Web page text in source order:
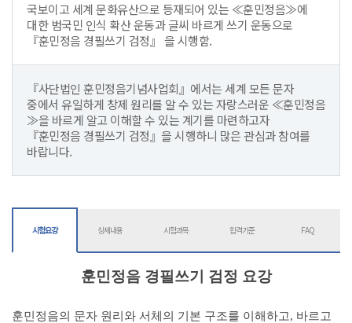
국보이고 세계 문화유산으로 등재되어 있는 ≪훈민정음≫에
대한 범국민 인식 확산 운동과 글씨 바르게 쓰기 운동으로
『훈민정음 경필쓰기 검정』 을 시행함.
『사단법인 훈민정음기념사업회』에서는 세계 모든 문자
중에서 유일하게 창제 원리를 알 수 있는 자랑스러운 ≪훈민정음
≫을 바르게 알고 이해할 수 있는 계기를 마련하고자
『훈민정음 경필쓰기 검정』을 시행하니 많은 관심과 참여를
바랍니다.
시험요강 상세내용 시험과목 합격기준 FAQ
훈민정음 경필쓰기 검정 요강
훈민정음의 문자 원리와 서체의 기본 구조를 이해하고, 바르고